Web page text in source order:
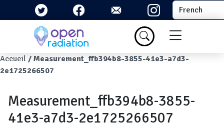
Aller au contenu principal Select your
Menu du
Fil d'Ariane
Accueil
Measurement_ffb394b8-3855-41e3-a7d3-
2e1725266507
Measurement_ffb394b8-3855-
41e3-a7d3-2e1725266507